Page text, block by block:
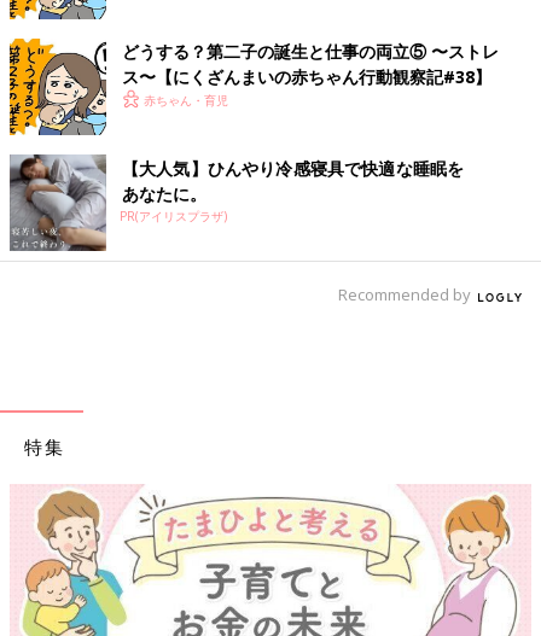
どうする？第二子の誕生と仕事の両立⑤ 〜ストレ
ス〜【にくざんまいの赤ちゃん行動観察記#38】
赤ちゃん・育児
【大人気】ひんやり冷感寝具で快適な睡眠を
あなたに。
PR(アイリスプラザ)
Recommended by
特集